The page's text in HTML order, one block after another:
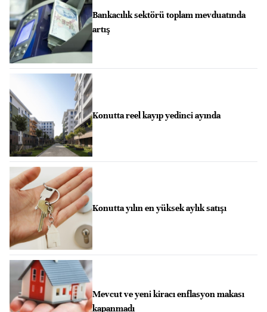
Bankacılık sektörü toplam mevduatında
artış
Konutta reel kayıp yedinci ayında
Konutta yılın en yüksek aylık satışı
Mevcut ve yeni kiracı enflasyon makası
kapanmadı